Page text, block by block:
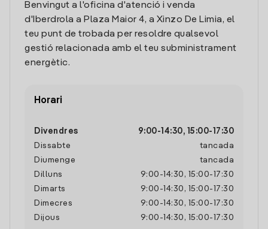
Benvingut a l'oficina d'atenció i venda
d'Iberdrola a Plaza Maior 4, a Xinzo De Limia, el
teu punt de trobada per resoldre qualsevol
gestió relacionada amb el teu subministrament
energètic.
Horari
Divendres 9:00- 14:30, 15:00- 17:30
Dissabte
tancada
Diumenge
tancada
Dilluns
9:00 - 14:30 , 15:00- 17:30
Dimarts
9:00 - 14:30 , 15:00- 17:30
Dimecres
9:00 - 14:30 , 15:00- 17:30
Dijous
9:00 - 14:30 , 15:00- 17:30